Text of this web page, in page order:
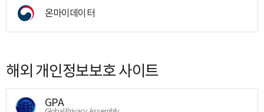
온마이데이터
해외 개인정보보호 사이트
GPA